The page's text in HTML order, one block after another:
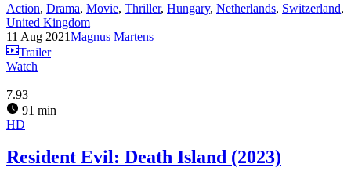
Action, Drama, Movie, Thriller, Hungary, Netherlands, Switzerland,
United Kingdom
11 Aug 2021Magnus Martens
Trailer
Watch
7.93
91 min
HD
Resident Evil: Death Island (2023)